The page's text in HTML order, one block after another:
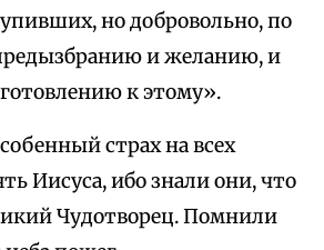
но добровольно, по
и желанию, и
к этому».
страх на всех
Иисуса, ибо знали они, что
Чудотворец. Помнили